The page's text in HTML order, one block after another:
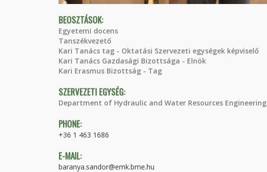
BEOSZTÁSOK:
Egyetemi docens
Tanszékvezető
Kari Tanács tag - Oktatási Szervezeti egységek képviselő
Kari Tanács Gazdasági Bizottsága - Elnök
Kari Erasmus Bizottság - Tag
SZERVEZETI EGYSÉG:
Department of Hydraulic and Water Resources Engineering
PHONE:
+36 1 463 1686
E-MAIL:
baranya.sandor@emk.bme.hu